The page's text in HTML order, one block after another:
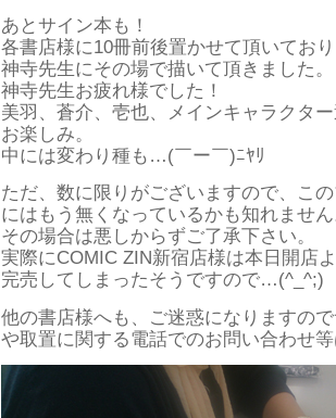
あとサイン本も！
各書店様に10冊前後置かせて頂いてお
神寺先生にその場で描いて頂きました。
神寺先生お疲れ様でした！
美羽、蒼介、壱也、メインキャラクタ
お楽しみ。
中には変わり種も…(￣ー￣)ﾆﾔﾘ
ただ、数に限りがございますので、こ
にはもう無くなっているかも知れませ
その場合は悪しからずご了承下さい。
実際にCOMIC ZIN新宿店様は本日開店
完売してしまったそうですので…(^_^;)
他の書店様へも、ご迷惑になりますの
や取置に関する電話でのお問い合わせ